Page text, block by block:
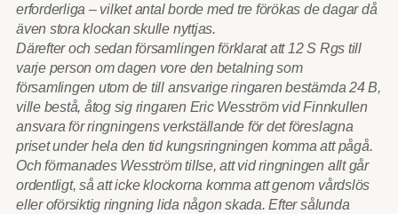
erforderliga – vilket antal borde med tre förökas de dagar då
även stora klockan skulle nyttjas.
Därefter och sedan församlingen förklarat att 12 S Rgs till
varje person om dagen vore den betalning som
församlingen utom de till ansvarige ringaren bestämda 24 B,
ville bestå, åtog sig ringaren Eric Wesström vid Finnkullen
ansvara för ringningens verkställande för det föreslagna
priset under hela den tid kungsringningen komma att pågå.
Och förmanades Wesström tillse, att vid ringningen allt går
ordentligt, så att icke klockorna komma att genom vårdslös
eller oförsiktig ringning lida någon skada. Efter sålunda